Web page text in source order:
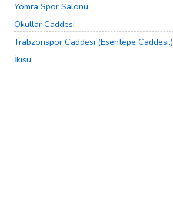
Yomra Spor Salonu
Okullar Caddesi
Trabzonspor Caddesi (Esentepe Caddesi.)
İkisu